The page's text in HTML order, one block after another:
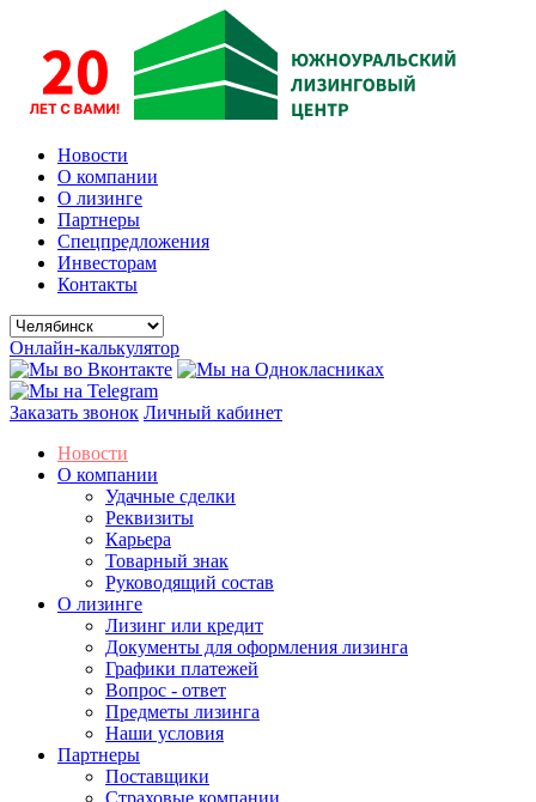
Новости
О компании
О лизинге
Партнеры
Спецпредложения
Инвесторам
Контакты
Онлайн-калькулятор
Заказать звонок Личный кабинет
Новости
О компании
Удачные сделки
Реквизиты
Карьера
Товарный знак
Руководящий состав
О лизинге
Лизинг или кредит
Документы для оформления лизинга
Графики платежей
Вопрос - ответ
Предметы лизинга
Наши условия
Партнеры
Поставщики
Страховые компании